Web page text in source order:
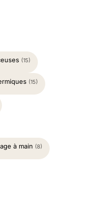
(15)
(15)
à main (8)